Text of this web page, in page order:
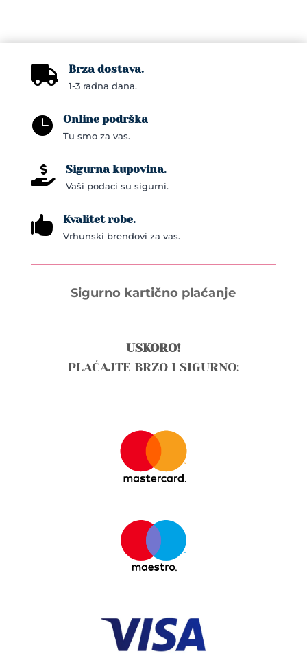
 Brza dostava.
1-3 radna dana.
 Online podrška
Tu smo za vas.
 Sigurna kupovina.
Vaši podaci su sigurni.
 Kvalitet robe.
Vrhunski brendovi za vas.
Sigurno kartično plaćanje
USKORO!
PLAĆAJTE BRZO I SIGURNO: